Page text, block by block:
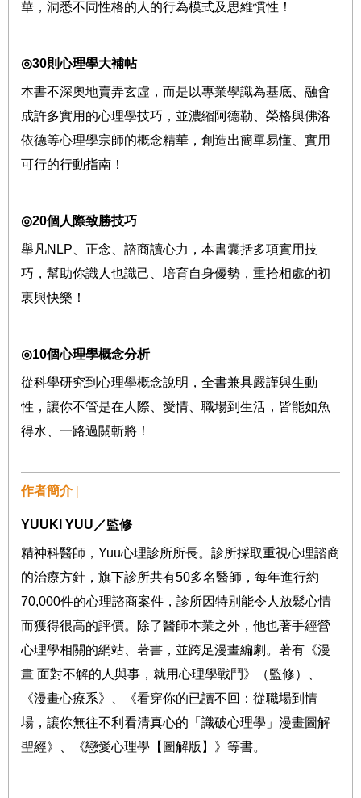
華，洞悉不同性格的人的行為模式及思維慣性！
◎30則心理學大補帖
本書不深奧地賣弄玄虛，而是以專業學識為基底、融會
成許多實用的心理學技巧，並濃縮阿德勒、榮格與佛洛
依德等心理學宗師的概念精華，創造出簡單易懂、實用
可行的行動指南！
◎20個人際致勝技巧
舉凡NLP 、正念、諮商讀心力，本書囊括多項實用技
巧，幫助你識人也識己、培育自身優勢，重拾相處的初
衷與快樂！
◎10個心理學概念分析
從科學研究到心理學概念說明，全書兼具嚴謹與生動
性，讓你不管是在人際、愛情、職場到生活，皆能如魚
得水、一路過關斬將！
作者簡介 |
YUUKI YUU ／監修
精神科醫師， Yuu心理診所所長。診所採取重視心理諮商
的治療方針，旗下診所共有50多名醫師，每年進行約
70,000件的心理諮商案件，診所因特別能令人放鬆心情
而獲得很高的評價。除了醫師本業之外，他也著手經營
心理學相關的網站、著書，並跨足漫畫編劇。著有《漫
畫 面對不解的人與事，就用心理學戰鬥》（監修）、
《漫畫心療系》、《看穿你的已讀不回：從職場到情
場，讓你無往不利看清真心的「識破心理學」漫畫圖解
聖經》、《戀愛心理學【圖解版】》等書。